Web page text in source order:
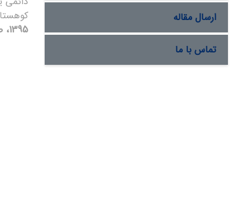
ارسال مقاله
تماس با ما
1395، صفحه 379-391]